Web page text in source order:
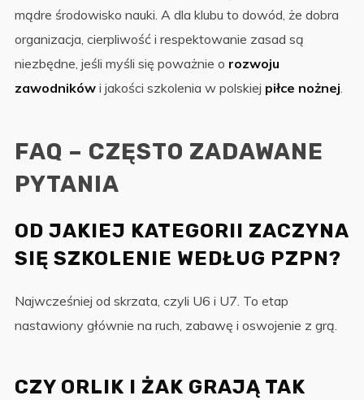
mądre środowisko nauki. A dla klubu to dowód, że dobra
organizacja, cierpliwość i respektowanie zasad są
niezbędne, jeśli myśli się poważnie o rozwoju
zawodnikówi jakości szkolenia w polskiej piłce nożnej.
FAQ – CZĘSTO ZADAWANE
PYTANIA
OD JAKIEJ KATEGORII ZACZYNA
SIĘ SZKOLENIE WEDŁUG PZPN?
Najwcześniej od skrzata, czyli U6 i U7. To etap
nastawiony głównie na ruch, zabawę i oswojenie z grą.
CZY ORLIK I ŻAK GRAJĄ TAK